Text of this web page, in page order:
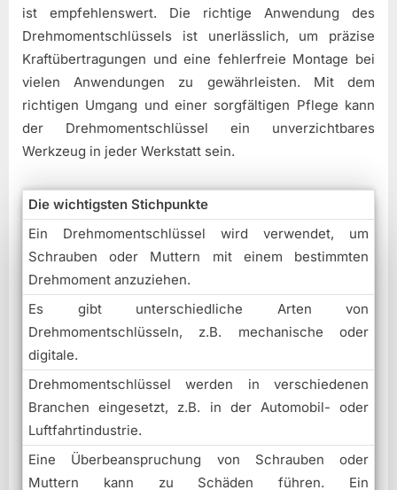
ist empfehlenswert. Die richtige Anwendung des
Drehmomentschlüssels ist unerlässlich, um präzise
Kraftübertragungen und eine fehlerfreie Montage bei
vielen Anwendungen zu gewährleisten. Mit dem
richtigen Umgang und einer sorgfältigen Pflege kann
der Drehmomentschlüssel ein unverzichtbares
Werkzeug in jeder Werkstatt sein.
Die wichtigsten Stichpunkte
Ein Drehmomentschlüssel wird verwendet, um
Schrauben oder Muttern mit einem bestimmten
Drehmoment anzuziehen.
Es gibt unterschiedliche Arten von
Drehmomentschlüsseln, z.B. mechanische oder
digitale.
Drehmomentschlüssel werden in verschiedenen
Branchen eingesetzt, z.B. in der Automobil- oder
Luftfahrtindustrie.
Eine Überbeanspruchung von Schrauben oder
Muttern kann zu Schäden führen. Ein